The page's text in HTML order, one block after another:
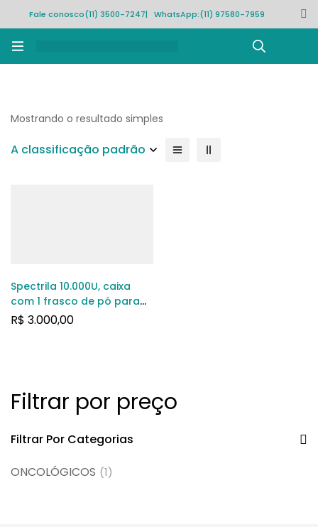
Fale conosco(11) 3500-7247| WhatsApp:(11) 97580-7959
Filtrar por preço
Filtrar Por Categorias
ONCOLÓGICOS (1)
Mostrando o resultado simples
A classificação padrão
Spectrila 10.000U, caixa
com 1 frasco de pó para
solução de uso
R$ 3.000,00